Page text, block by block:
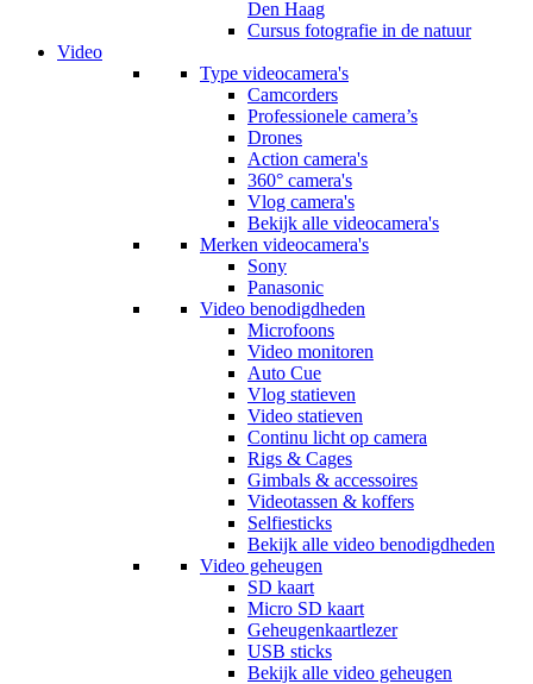
Den Haag
Cursus fotografie in de natuur
Video
Type videocamera's
Camcorders
Professionele camera’s
Drones
Action camera's
360° camera's
Vlog camera's
Bekijk alle videocamera's
Merken videocamera's
Sony
Panasonic
Video benodigdheden
Microfoons
Video monitoren
Auto Cue
Vlog statieven
Video statieven
Continu licht op camera
Rigs & Cages
Gimbals & accessoires
Videotassen & koffers
Selfiesticks
Bekijk alle video benodigdheden
Video geheugen
SD kaart
Micro SD kaart
Geheugenkaartlezer
USB sticks
Bekijk alle video geheugen